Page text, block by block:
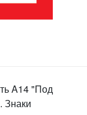
A14 "Под
Знаки